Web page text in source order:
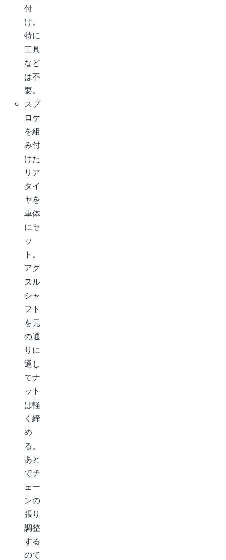
付
け。
特に
工具
など
は不
要。
スプ
ロケ
を組
み付
けた
リア
タイ
ヤを
車体
にセ
ッ
ト。
アク
スル
シャ
フト
を元
の通
りに
通し
てナ
ット
は軽
く締
め
る。
あと
でチ
ェー
ンの
張り
調整
する
ので